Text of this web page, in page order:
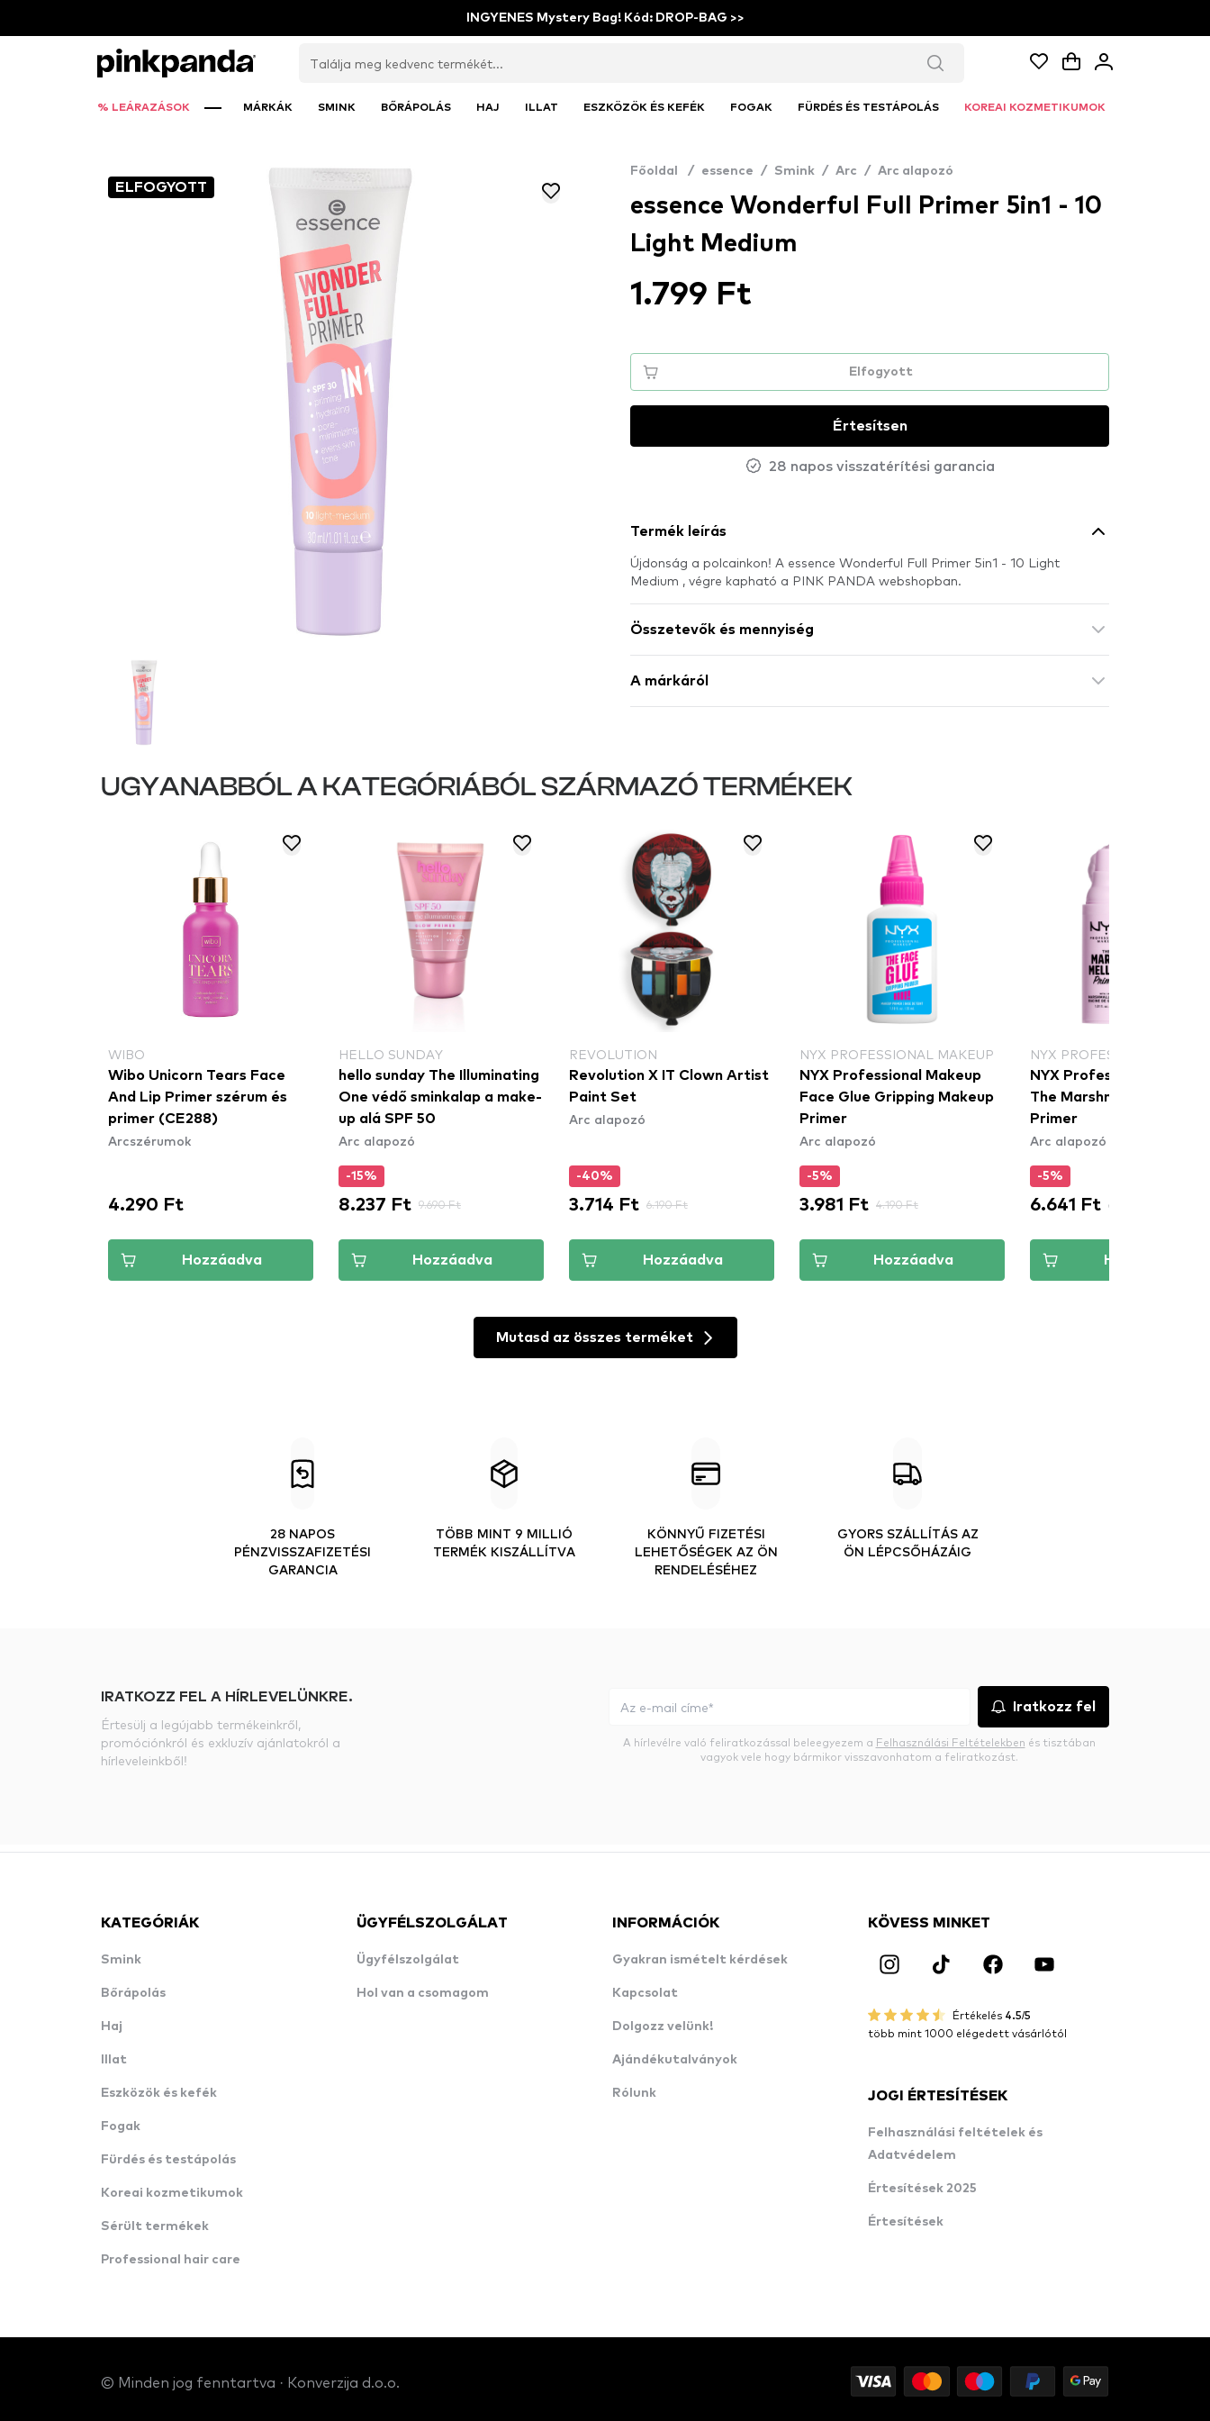
INGYENES Mystery Bag! Kód: DROP-BAG >>
% LEÁRAZÁSOK MÁRKÁK SMINK BŐRÁPOLÁS HAJ ILLAT ESZKÖZÖK ÉS KEFÉK FOGAK FÜRDÉS ÉS TESTÁPOLÁS KOREAI KOZMETIKUMOK
ELFOGYOTT
Főoldal / essence / Smink / Arc / Arc alapozó
essence Wonderful Full Primer 5in1 - 10
Light Medium
1.799 Ft
Elfogyott
Értesítsen
28 napos visszatérítési garancia
Termék leírás
Újdonság a polcainkon! A essence Wonderful Full Primer 5in1 - 10 Light
Medium , végre kapható a PINK PANDA webshopban.
Összetevők és mennyiség
A márkáról
UGYANABBÓL A KATEGÓRIÁBÓL SZÁRMAZÓ TERMÉKEK
WIBO
Wibo Unicorn Tears Face
And Lip Primer szérum és
primer (CE288)
Arcszérumok
4.290 Ft
Hozzáadva
HELLO SUNDAY
hello sunday The Illuminating
One védő sminkalap a make-
up alá SPF 50
Arc alapozó
-15%
8.237 Ft 9.690 Ft
Hozzáadva
REVOLUTION
Revolution X IT Clown Artist
Paint Set
Arc alapozó
-40%
3.714 Ft 6.190 Ft
Hozzáadva
NYX PROFESSIONAL MAKEUP
NYX Professional Makeup
Face Glue Gripping Makeup
Primer
Arc alapozó
-5%
3.981 Ft 4.190 Ft
Hozzáadva
NYX PROFESSIONAL
NYX Professional
The Marshmellow
Primer
Arc alapozó
-5%
6.641 Ft 6.990 Ft
Hozzáadva
Mutasd az összes terméket
28 NAPOS
PÉNZVISSZAFIZETÉSI
GARANCIA
TÖBB MINT 9 MILLIÓ
TERMÉK KISZÁLLÍTVA
KÖNNYŰ FIZETÉSI
LEHETŐSÉGEK AZ ÖN
RENDELÉSÉHEZ
GYORS SZÁLLÍTÁS AZ
ÖN LÉPCSŐHÁZÁIG
IRATKOZZ FEL A HÍRLEVELÜNKRE.
Értesülj a legújabb termékeinkről,
promóciónkról és exkluzív ajánlatokról a
hírleveleinkből!
Iratkozz fel
A hírlevélre való feliratkozással beleegyezem a Felhasználási Feltételekben és tisztában
vagyok vele hogy bármikor visszavonhatom a feliratkozást.
KATEGÓRIÁK
Smink
Bőrápolás
Haj
Illat
Eszközök és kefék
Fogak
Fürdés és testápolás
Koreai kozmetikumok
Sérült termékek
Professional hair care
ÜGYFÉLSZOLGÁLAT
Ügyfélszolgálat
Hol van a csomagom
INFORMÁCIÓK
Gyakran ismételt kérdések
Kapcsolat
Dolgozz velünk!
Ajándékutalványok
Rólunk
KÖVESS MINKET
Értékelés 4.5/5
több mint 1000 elégedett vásárlótól
JOGI ÉRTESÍTÉSEK
Felhasználási feltételek és
Adatvédelem
Értesítések 2025
Értesítések
© Minden jog fenntartva · Konverzija d.o.o.